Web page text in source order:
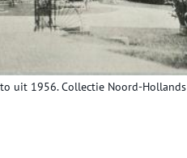
uit 1956. Collectie Noord-Hollands